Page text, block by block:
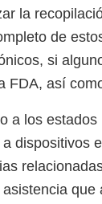
la
de
si
FDA, así
a los
dispositivos